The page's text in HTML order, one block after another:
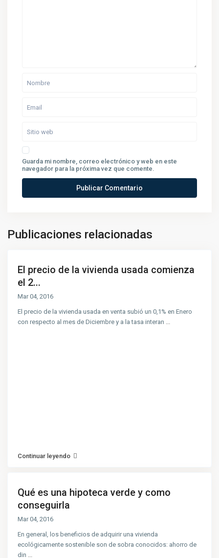
Guarda mi nombre, correo electrónico y web en este
navegador para la próxima vez que comente.
Publicaciones relacionadas
El precio de la vivienda usada comienza
el 2...
Mar 04, 2016
El precio de la vivienda usada en venta subió un 0,1% en Enero
con respecto al mes de Diciembre y a la tasa interan ...
Continuar leyendo
Qué es una hipoteca verde y como
conseguirla
Mar 04, 2016
En general, los beneficios de adquirir una vivienda
ecológicamente sostenible son de sobra conocidos: ahorro de
din ...